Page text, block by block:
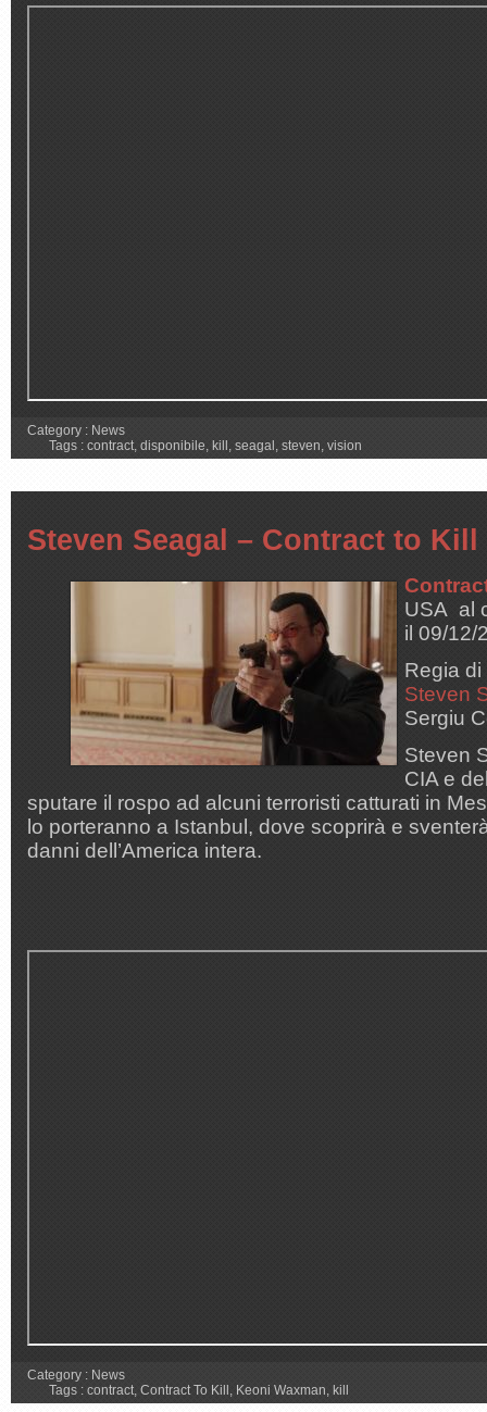
Category : News
Tags : contract disponibile kill seagal steven vision
Steven Seagal – Contract to Kill
USA al
il 09/12/
Regia
Steven
Sergiu
Steven
CIA e
sputare il rospo ad alcuni terroristi catturati in
lo porteranno a Istanbul, dove scoprirà e
danni dell’America intera.
Category : News
Tags : contract Contract To Kill Keoni Waxman kill